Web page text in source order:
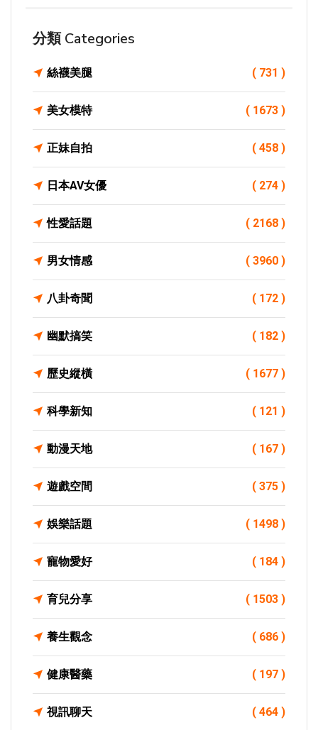
分類 Categories
絲襪美腿 ( 731 )
美女模特 ( 1673 )
正妹自拍 ( 458 )
日本AV女優 ( 274 )
性愛話題 ( 2168 )
男女情感 ( 3960 )
八卦奇聞 ( 172 )
幽默搞笑 ( 182 )
歷史縱橫 ( 1677 )
科學新知 ( 121 )
動漫天地 ( 167 )
遊戲空間 ( 375 )
娛樂話題 ( 1498 )
寵物愛好 ( 184 )
育兒分享 ( 1503 )
養生觀念 ( 686 )
健康醫藥 ( 197 )
視訊聊天 ( 464 )